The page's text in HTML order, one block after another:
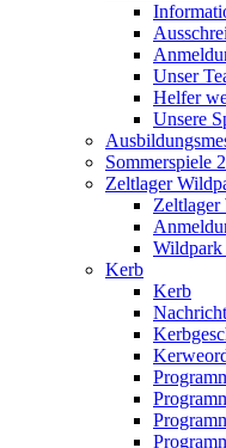
Unser
Helfer
Unsere
Sommerspiele
Zeltlager
Kerb
Kerb